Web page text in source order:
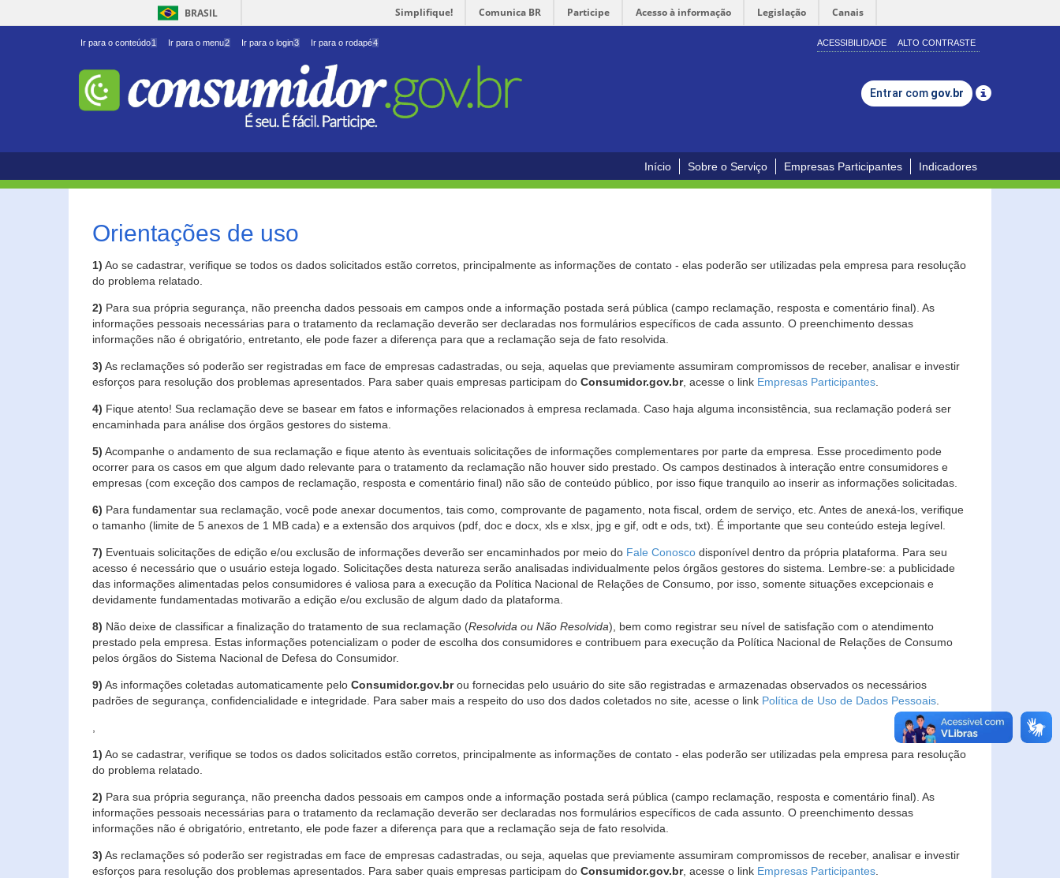
BRASIL Simplifique! Comunica BR Participe Acesso à informação Legislação Canais
Ir para o conteúdo1 Ir para o menu2 Ir para o login3 Ir para o rodapé4 ACESSIBILIDADE ALTO CONTRASTE
Entrar com gov.br
Início Sobre o Serviço Empresas Participantes Indicadores
Orientações de uso
1) Ao se cadastrar, verifique se todos os dados solicitados estão corretos, principalmente as informações de contato - elas poderão ser utilizadas pela empresa para resolução
do problema relatado.
2) Para sua própria segurança, não preencha dados pessoais em campos onde a informação postada será pública (campo reclamação, resposta e comentário final). As
informações pessoais necessárias para o tratamento da reclamação deverão ser declaradas nos formulários específicos de cada assunto. O preenchimento dessas
informações não é obrigatório, entretanto, ele pode fazer a diferença para que a reclamação seja de fato resolvida.
3) As reclamações só poderão ser registradas em face de empresas cadastradas, ou seja, aquelas que previamente assumiram compromissos de receber, analisar e investir
esforços para resolução dos problemas apresentados. Para saber quais empresas participam do Consumidor.gov.br, acesse o link Empresas Participantes
4) Fique atento! Sua reclamação deve se basear em fatos e informações relacionados à empresa reclamada. Caso haja alguma inconsistência, sua reclamação poderá ser
encaminhada para análise dos órgãos gestores do sistema.
5) Acompanhe o andamento de sua reclamação e fique atento às eventuais solicitações de informações complementares por parte da empresa. Esse procedimento pode
ocorrer para os casos em que algum dado relevante para o tratamento da reclamação não houver sido prestado. Os campos destinados à interação entre consumidores e
empresas (com exceção dos campos de reclamação, resposta e comentário final) não são de conteúdo público, por isso fique tranquilo ao inserir as informações solicitadas.
6) Para fundamentar sua reclamação, você pode anexar documentos, tais como, comprovante de pagamento, nota fiscal, ordem de serviço, etc. Antes de anexá-los, verifique
o tamanho (limite de 5 anexos de 1 MB cada) e a extensão dos arquivos (pdf, doc e docx, xls e xlsx, jpg e gif, odt e ods, txt). É importante que seu conteúdo esteja legível.
7) Eventuais solicitações de edição e/ou exclusão de informações deverão ser encaminhados por meio do Fale Conosco disponível dentro da própria plataforma. Para seu
acesso é necessário que o usuário esteja logado. Solicitações desta natureza serão analisadas individualmente pelos órgãos gestores do sistema. Lembre-se: a publicidade
das informações alimentadas pelos consumidores é valiosa para a execução da Política Nacional de Relações de Consumo, por isso, somente situações excepcionais e
devidamente fundamentadas motivarão a edição e/ou exclusão de algum dado da plataforma.
8) Não deixe de classificar a finalização do tratamento de sua reclamação (Resolvida ou Não Resolvida), bem como registrar seu nível de satisfação com o atendimento
prestado pela empresa. Estas informações potencializam o poder de escolha dos consumidores e contribuem para execução da Política Nacional de Relações de Consumo
pelos órgãos do Sistema Nacional de Defesa do Consumidor.
9) As informações coletadas automaticamente pelo Consumidor.gov.brou fornecidas pelo usuário do site são registradas e armazenadas observados os necessários
padrões de segurança, confidencialidade e integridade. Para saber mais a respeito do uso dos dados coletados no site, acesse o link Política de Uso de Dados Pessoais
1) Ao se cadastrar, verifique se todos os dados solicitados estão corretos, principalmente as informações de contato - elas poderão ser utilizadas pela empresa para resolução
do problema relatado.
2) Para sua própria segurança, não preencha dados pessoais em campos onde a informação postada será pública (campo reclamação, resposta e comentário final). As
informações pessoais necessárias para o tratamento da reclamação deverão ser declaradas nos formulários específicos de cada assunto. O preenchimento dessas
informações não é obrigatório, entretanto, ele pode fazer a diferença para que a reclamação seja de fato resolvida.
3) As reclamações só poderão ser registradas em face de empresas cadastradas, ou seja, aquelas que previamente assumiram compromissos de receber, analisar e investir
esforços para resolução dos problemas apresentados. Para saber quais empresas participam do Consumidor.gov.br, acesse o link Empresas Participantes